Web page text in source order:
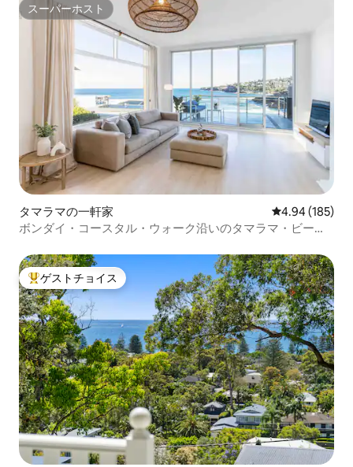
スーパーホスト
スーパーホスト
タマラマの一軒家 レビュー185
4.94 (185)
ボンダイ・コースタル・ウォーク沿いのタマラマ・ビーチ
大好評のゲストチョイスです。
ゲストチョイス